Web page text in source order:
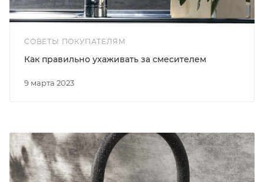
СОВЕТЫ ПОКУПАТЕЛЯМ
9 марта 2023
Как правильно ухаживать за смесителем